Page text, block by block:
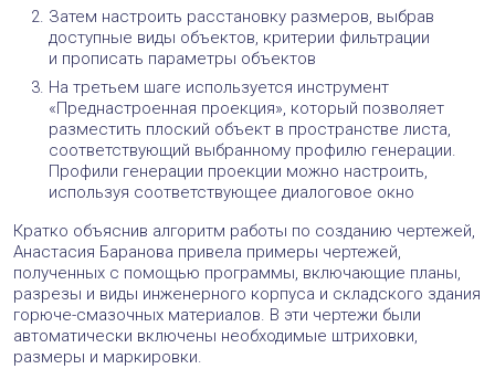
Затем настроить расстановку размеров, выбрав
доступные виды объектов, критерии фильтрации
и прописать параметры объектов
На третьем шаге используется инструмент
«Преднастроенная проекция», который позволяет
разместить плоский объект в пространстве листа,
соответствующий выбранному профилю генерации.
Профили генерации проекции можно настроить,
используя соответствующее диалоговое окно
Кратко объяснив алгоритм работы по созданию чертежей,
Анастасия Баранова привела примеры чертежей,
полученных с помощью программы, включающие планы,
разрезы и виды инженерного корпуса и складского здания
горюче-смазочных материалов. В эти чертежи были
автоматически включены необходимые штриховки,
размеры и маркировки.